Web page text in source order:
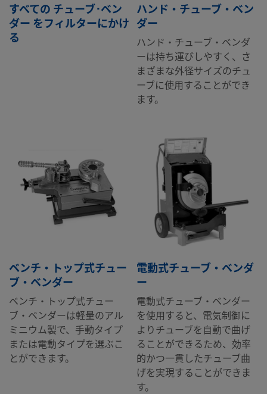
すべての チューブ･ベン
ダー をフィルターにかけ
る
ハンド・チューブ・ベン
ダー
ハンド・チューブ・ベンダ
ーは持ち運びしやすく、さ
まざまな外径サイズのチュ
ーブに使用することができ
ます。
ベンチ・トップ式チュー
ブ・ベンダー
ベンチ・トップ式チュー
ブ・ベンダーは軽量のアル
ミニウム製で、手動タイプ
または電動タイプを選ぶこ
とができます。
電動式チューブ・ベンダ
ー
電動式チューブ・ベンダー
を使用すると、電気制御に
よりチューブを自動で曲げ
ることができるため、効率
的かつ一貫したチューブ曲
げを実現することができま
す。